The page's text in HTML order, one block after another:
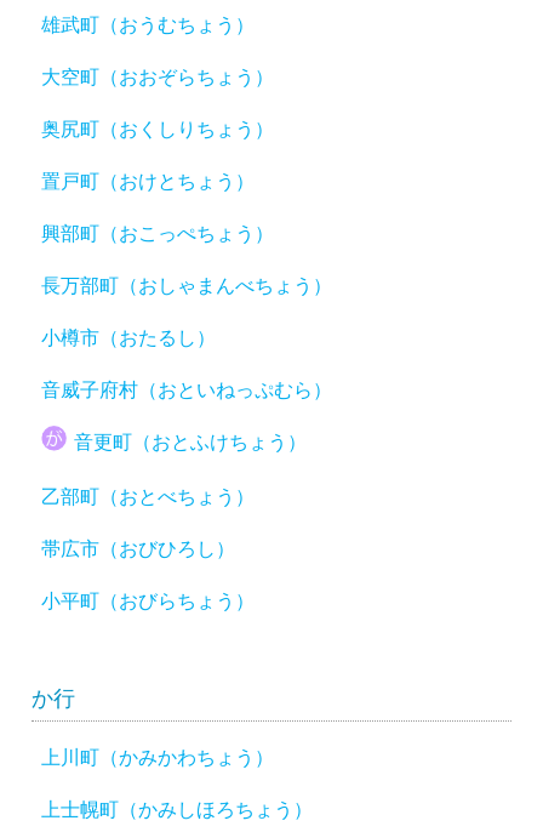
雄武町（おうむちょう）
大空町（おおぞらちょう）
奥尻町（おくしりちょう）
置戸町（おけとちょう）
興部町（おこっぺちょう）
長万部町（おしゃまんべちょう）
小樽市（おたるし）
音威子府村（おといねっぷむら）
音更町（おとふけちょう）
乙部町（おとべちょう）
帯広市（おびひろし）
小平町（おびらちょう）
か行
上川町（かみかわちょう）
上士幌町（かみしほろちょう）